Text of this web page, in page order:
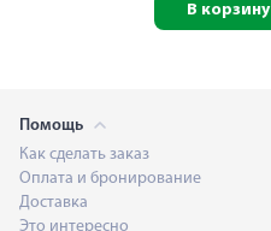
В корзину
Помощь
Как сделать заказ
Оплата и бронирование
Доставка
Это интересно